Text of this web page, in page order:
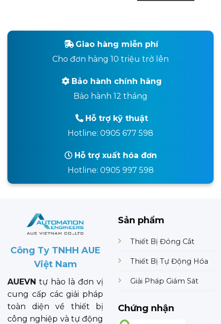
Giao hàng miễn phí
Cho đơn hàng 10 triệu trở lên
Bảo hành chính hãng
Bảo hành 12 tháng
Hỗ trợ kỹ thuật
Hotline: 0905 677 598
Hỗ trợ xuất hóa đơn
Hotline: 0905 997 598
Công Ty TNHH AUE
Việt Nam
AUEVN tự hào là đơn vị
cung cấp các giải pháp
toàn diện về thiết bị
công nghiệp và tự động
Sản phẩm
Thiết Bị Đóng Cắt
Thiết Bị Tự Động Hóa
Giải Pháp Giám Sát
Chứng nhận